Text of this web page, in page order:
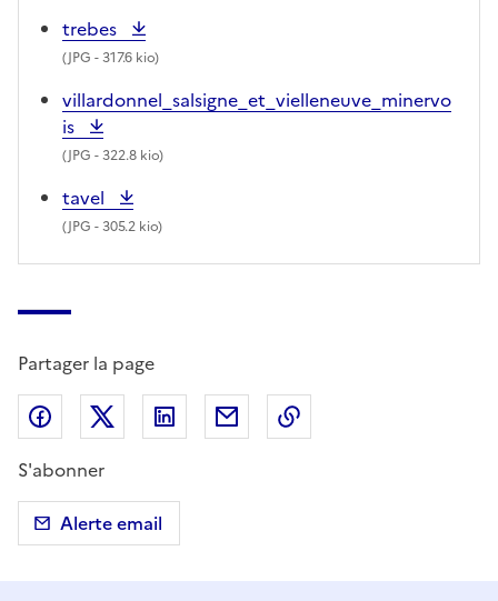
trebes
(JPG - 317.6 kio)
villardonnel_salsigne_et_vielleneuve_minervo
is
(JPG - 322.8 kio)
tavel
(JPG - 305.2 kio)
Partager la page
Partager sur Facebook
Partager sur X (anciennement Twitter)
Partager sur LinkedIn
Partager par email
S'abonner
Alerte email